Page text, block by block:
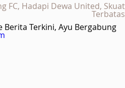
FC, Hadapi Dewa United, Skuat
Terbatas
Terkini, Ayu Bergabung